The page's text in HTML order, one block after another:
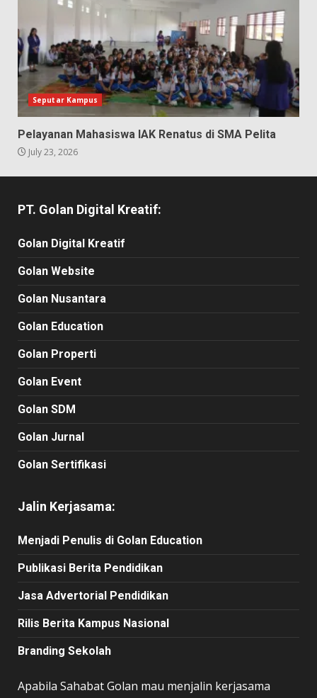
Seputar Kampus
Pelayanan Mahasiswa IAK Renatus di SMA Pelita
July 23, 2026
PT. Golan Digital Kreatif:
Golan Digital Kreatif
Golan Website
Golan Nusantara
Golan Education
Golan Properti
Golan Event
Golan SDM
Golan Jurnal
Golan Sertifikasi
Jalin Kerjasama:
Menjadi Penulis di Golan Education
Publikasi Berita Pendidikan
Jasa Advertorial Pendidikan
Rilis Berita Kampus Nasional
Branding Sekolah
Apabila Sahabat Golan mau menjalin kerjasama